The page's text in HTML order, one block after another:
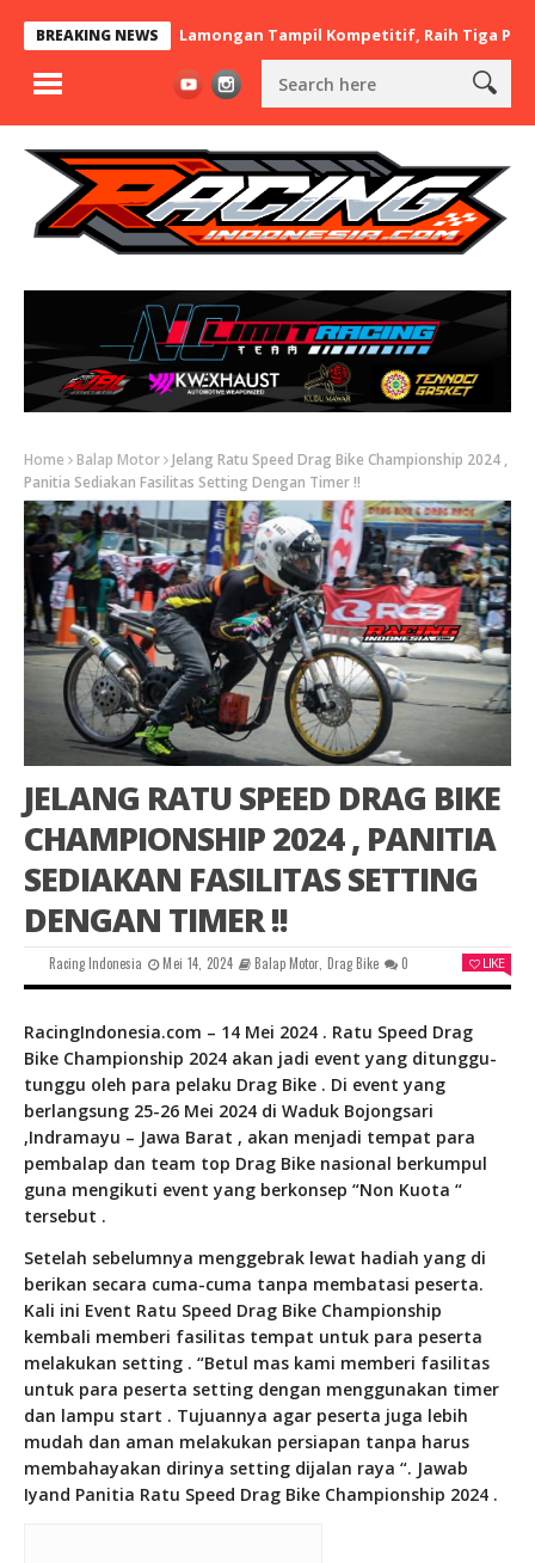
BREAKING NEWS
BaraBere Asal Lamongan Tampil Kompetitif, Raih Tiga Podium
Home Balap Motor Jelang Ratu Speed Drag Bike Championship 2024 ,
Panitia Sediakan Fasilitas Setting Dengan Timer !!
JELANG RATU SPEED DRAG BIKE
CHAMPIONSHIP 2024 , PANITIA
SEDIAKAN FASILITAS SETTING
DENGAN TIMER !!
Racing Indonesia Mei 14, 2024 Balap Motor, Drag Bike 0 LIKE
RacingIndonesia.com – 14 Mei 2024 . Ratu Speed Drag
Bike Championship 2024 akan jadi event yang ditunggu-
tunggu oleh para pelaku Drag Bike . Di event yang
berlangsung 25-26 Mei 2024 di Waduk Bojongsari
,Indramayu – Jawa Barat , akan menjadi tempat para
pembalap dan team top Drag Bike nasional berkumpul
guna mengikuti event yang berkonsep “Non Kuota “
tersebut .
Setelah sebelumnya menggebrak lewat hadiah yang di
berikan secara cuma-cuma tanpa membatasi peserta.
Kali ini Event Ratu Speed Drag Bike Championship
kembali memberi fasilitas tempat untuk para peserta
melakukan setting . “Betul mas kami memberi fasilitas
untuk para peserta setting dengan menggunakan timer
dan lampu start . Tujuannya agar peserta juga lebih
mudah dan aman melakukan persiapan tanpa harus
membahayakan dirinya setting dijalan raya “. Jawab
Iyand Panitia Ratu Speed Drag Bike Championship 2024 .